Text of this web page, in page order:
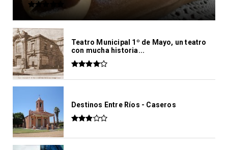
Teatro Municipal 1º de Mayo, un teatro
con mucha historia...
Destinos Entre Ríos - Caseros